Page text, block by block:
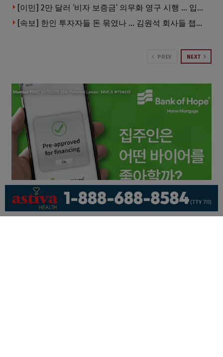
[이민] 2만 달러 ‘비자 보증금’ 의무화 영구 시행 … 입국 문턱 더 높아진다.
[속보] 한인 투자자들 돈 묶였나 … 김원석 회사들 챕터7 강제파산·자진파산 잇따라 신청
PREV NEXT